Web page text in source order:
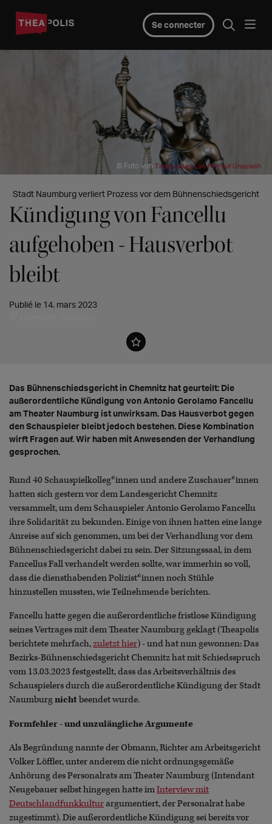
Se connecter
© Foto von Tingey Injury Law Firm auf Unsplash
Stadt Naumburg verliert Prozess vor dem Bühnenschiedsgericht
Kündigung von Fancellu
aufgehoben - Hausverbot
bleibt
Publié le 14. mars 2023
Das Bühnenschiedsgericht in Chemnitz hat geurteilt: Die
außerordentliche Kündigung von Antonio Gerolamo Fancellu
am Theater Naumburg ist unwirksam. Das Hausverbot gegen
den Schauspieler bleibt jedoch bestehen. Diese Kombination
wirft Fragen auf. Wir haben mit Anwesenden der Verhandlung
gesprochen.
Rund 40 Schauspielkolleg*innen und andere Zuschauer*innen
hatten sich gestern vor dem Landesgericht Chemnitz
versammelt, um dem Schauspieler Antonio Gerolamo Fancellu
ihre Solidarität zu bekunden. Einige von ihnen hatten eine lange
Anreise auf sich genommen, um bei der Verhandlung vor dem
Bühnenschiedsgericht dabei zu sein. Der Sitzungssaal, in dem
Fancellus Fall verhandelt werden sollte, war immerhin so voll,
dass die diensthabenden Polizist*innen noch Stühle
hinzustellen mussten, wie Teilnehmende berichten.
Fancellu hatte gegen die außerordentliche fristlose Kündigung
seines Vertrages mit dem Theater Naumburg geklagt (Theapolis
berichtete mehrfach,zuletzt hier) - und hat nun gewonnen: Das
Bezirks-Bühnenschiedsgericht Chemnitz hat mit Schiedsspruch
vom 13.03.2023 festgestellt, dass das Arbeitsverhältnis des
Schauspielers durch die außerordentliche Kündigung der Stadt
Naumburgnichtbeendet wurde.
Formfehler - und unzulängliche Argumente
Als Begründung nannte der Obmann, Richter am Arbeitsgericht
Volker Löffler, unter anderem die nicht ordnungsgemäße
Anhörung des Personalrats am Theater Naumburg (Intendant
Neugebauer selbst hingegen hatte imInterview mit
Deutschlandfunkkulturargumentiert, der Personalrat habe
zugestimmt). Die außerordentliche Kündigung sei bereits vor